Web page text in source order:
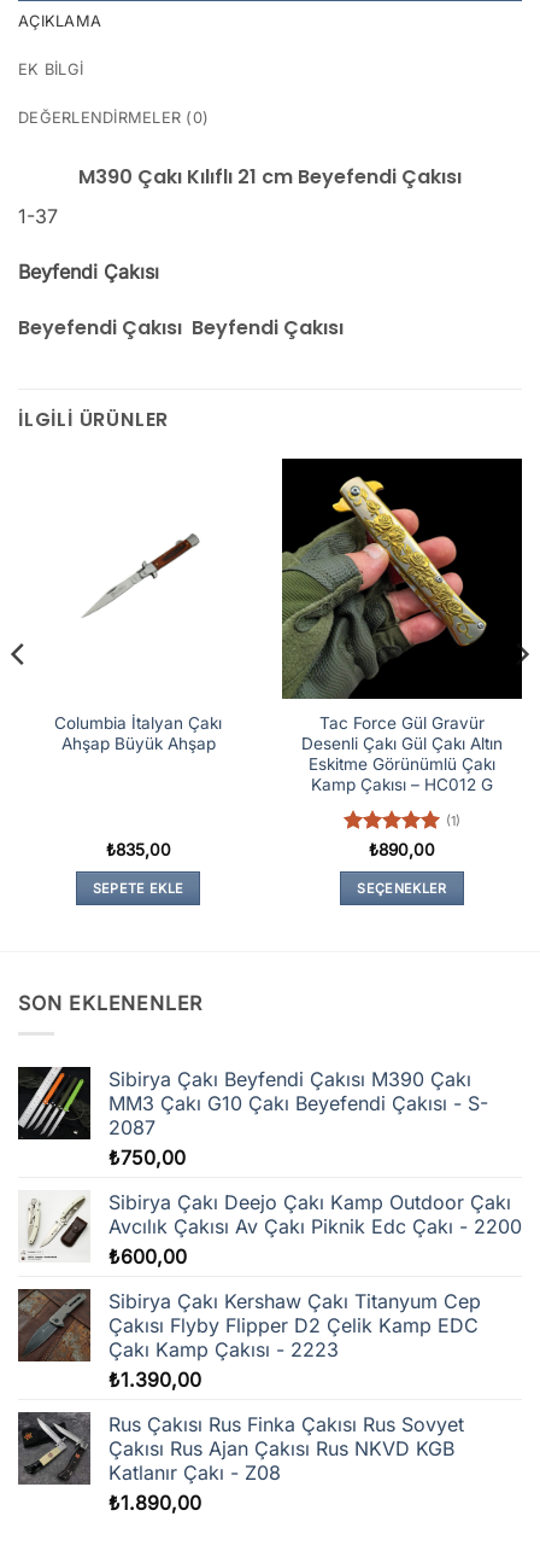
AÇIKLAMA
EK BILGI
DEĞERLENDIRMELER (0)
M390 Çakı Kılıflı 21 cm Beyefendi Çakısı
1-37
Beyfendi Çakısı
Beyefendi Çakısı Beyfendi Çakısı
İLGILI ÜRÜNLER
Columbia İtalyan Çakı
Ahşap Büyük Ahşap
₺835,00
SEPETE EKLE
Tac Force Gül Gravür
Desenli Çakı Gül Çakı Altın
Eskitme Görünümlü Çakı
Kamp Çakısı – HC012 G
5 üzerinden
5oy aldı
(1)
₺890,00
SEÇENEKLER
Seçenekler
ürün
sayfasından
SON EKLENENLER
Sibirya Çakı Beyfendi Çakısı M390 Çakı
MM3 Çakı G10 Çakı Beyefendi Çakısı - S-
2087
₺750,00
Sibirya Çakı Deejo Çakı Kamp Outdoor Çakı
Avcılık Çakısı Av Çakı Piknik Edc Çakı - 2200
₺600,00
Sibirya Çakı Kershaw Çakı Titanyum Cep
Çakısı Flyby Flipper D2 Çelik Kamp EDC
Çakı Kamp Çakısı - 2223
₺1.390,00
Rus Çakısı Rus Finka Çakısı Rus Sovyet
Çakısı Rus Ajan Çakısı Rus NKVD KGB
Katlanır Çakı - Z08
₺1.890,00